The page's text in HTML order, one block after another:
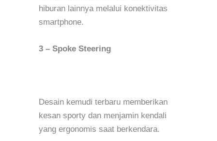
hiburan lainnya melalui konektivitas
smartphone.
3 – Spoke Steering
Desain kemudi terbaru memberikan
kesan sporty dan menjamin kendali
yang ergonomis saat berkendara.